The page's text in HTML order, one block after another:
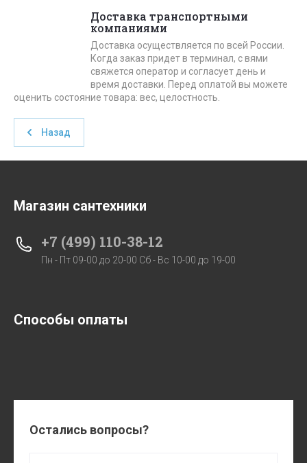
Доставка транспортными
компаниями
Доставка осуществляется по всей России.
Когда заказ придет в терминал, с вями
свяжется оператор и согласует день и
время доставки. Перед оплатой вы можете
оценить состояние товара: вес, целостность.
Назад
Магазин сантехники
+7 (499) 110-38-12
Пн - Пт 09-00 до 20-00 Сб - Вс 10-00 до 19-00
Способы оплаты
Остались вопросы?